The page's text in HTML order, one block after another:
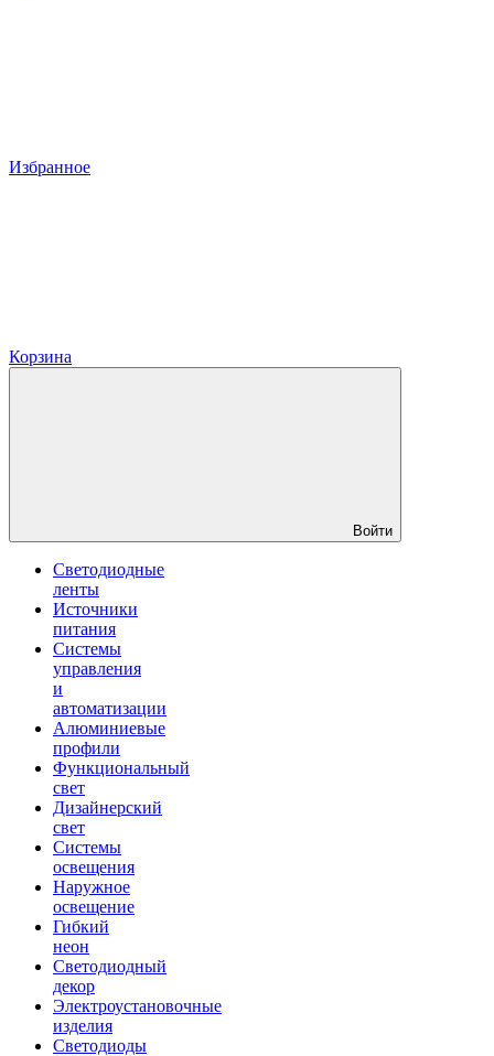
Избранное
Корзина
Войти
Светодиодные
ленты
Источники
питания
Системы
управления
и
автоматизации
Алюминиевые
профили
Функциональный
свет
Дизайнерский
свет
Системы
освещения
Наружное
освещение
Гибкий
неон
Светодиодный
декор
Электроустановочные
изделия
Светодиоды